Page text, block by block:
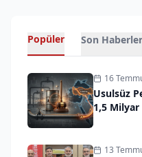
Popüler Son Haberler
16
Usulsüz
1,5 Milyar
13